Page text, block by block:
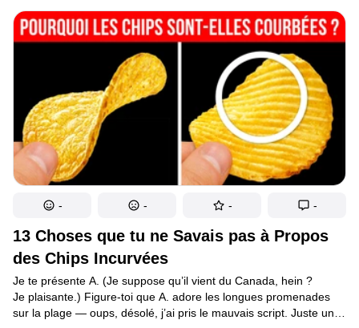
souterraine de la Grosse Pomme ? Alors prends une lampe
de poche — il va faire nuit ! Nous commencerons au cœur
de Manhattan, devant le bâtiment de style roman de l’hôtel
de ville. Crois-le ou non, sous nos pieds se trouve la plus
ancienne station de métro de New York, connue sous le nom
de station Old City Hall. Elle a ouvert le 27 octobre 1904 : ce fut
une véritable nuit de fête pour les New-Yorkais. Les gens étaient
si heureux que certains ont passé toute la nuit à faire l’aller-retour
dans les trains. Avant cela, les citadins se déplaçaient dans des
calèches tirées par des chevaux. Pas étonnant que le métro ait
connu un tel succès !
13 Choses que tu ne Savais pas à Propos
des Chips Incurvées
Je te présente A. (Je suppose qu’il vient du Canada, hein ?
Je plaisante.) Figure-toi que A. adore les longues promenades
sur la plage — oups, désolé, j’ai pris le mauvais script. Juste une
- - - -